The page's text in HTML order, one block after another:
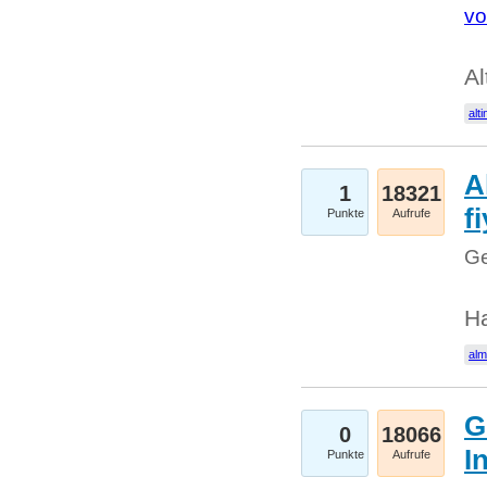
1
Punkte
18321
Aufrufe
0
Punkte
18066
Aufrufe